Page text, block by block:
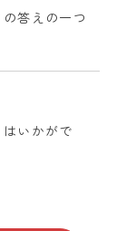
答えの一つ
いかがで